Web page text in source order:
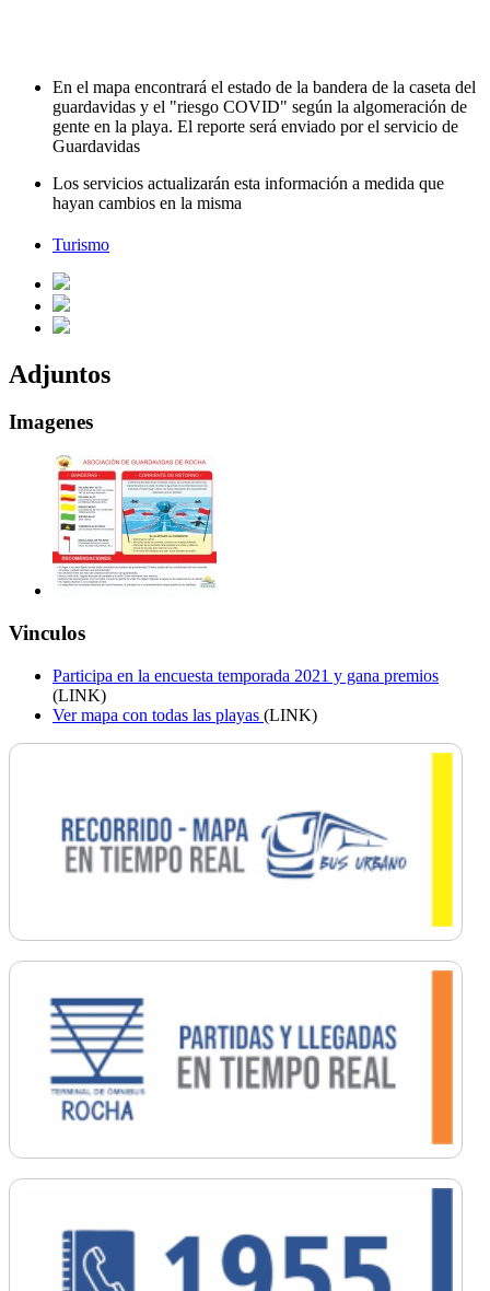
En el mapa encontrará el estado de la bandera de la caseta del
guardavidas y el "riesgo COVID" según la algomeración de
gente en la playa. El reporte será enviado por el servicio de
Guardavidas
Los servicios actualizarán esta información a medida que
hayan cambios en la misma
Turismo
Adjuntos
Imagenes
Vinculos
Participa en la encuesta temporada 2021 y gana premios
(LINK)
Ver mapa con todas las playas (LINK)